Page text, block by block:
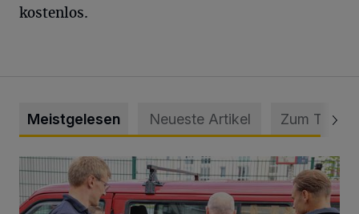
kostenlos.
Meistgelesen Neueste Artikel Zum Thema
Feuerwehr befreit Kind aus verschlossenem VW Bulli